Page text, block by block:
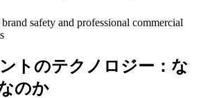
safety and professional commercial
トのテクノロジー：な
のか